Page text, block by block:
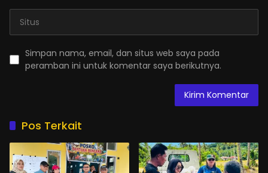
Simpan nama, email, dan situs web saya pada
peramban ini untuk komentar saya berikutnya.
Pos Terkait